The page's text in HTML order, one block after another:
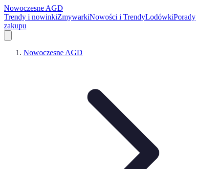
Nowoczesne AGD
Trendy i nowinkiZmywarkiNowości i TrendyLodówkiPorady
zakupu
Nowoczesne AGD